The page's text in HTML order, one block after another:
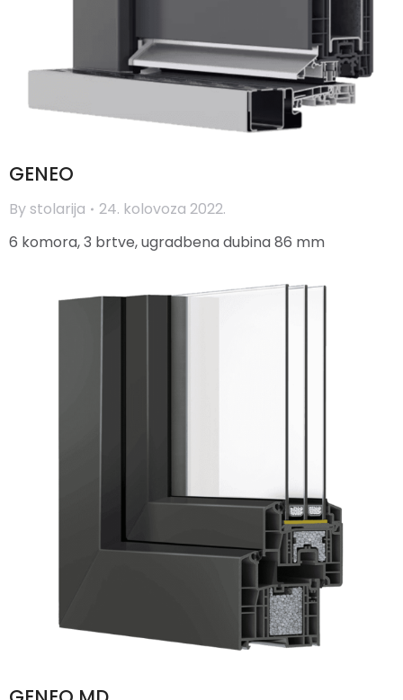
GENEO
Bystolarija
24. kolovoza 2022.
6 komora, 3 brtve, ugradbena dubina 86 mm